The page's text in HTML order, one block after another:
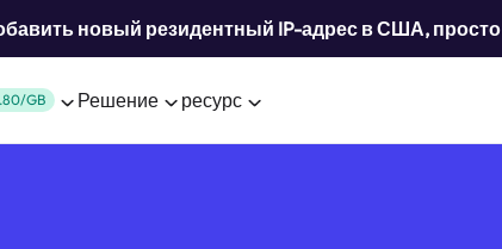
новый резидентный IP-адрес в США, просто
GB Решение ресурс